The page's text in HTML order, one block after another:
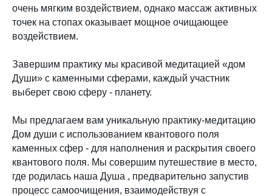
очень мягким воздействием, однако массаж активных
точек на стопах оказывает мощное очищающее
воздействием.
Завершим практику мы красивой медитацией «дом
Души» с каменными сферами, каждый участник
выберет свою сферу - планету.
Мы предлагаем вам уникальную практику-медитацию
Дом души с использованием квантового поля
каменных сфер - для наполнения и раскрытия своего
квантового поля. Мы совершим путешествие в место,
где родилась наша Душа , предварительно запустив
процесс самоочищения, взаимодействуя с